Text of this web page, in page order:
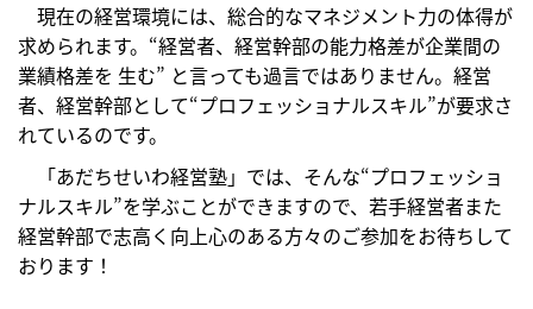
現在の経営環境には、総合的なマネジメント力の体得が
求められます。“経営者、経営幹部の能力格差が企業間の
業績格差を 生む” と言っても過言ではありません。経営
者、経営幹部として“プロフェッショナルスキル”が要求さ
れているのです。
「あだちせいわ経営塾」では、そんな“プロフェッショ
ナルスキル”を学ぶことができますので、若手経営者また
経営幹部で志高く向上心のある方々のご参加をお待ちして
おります！